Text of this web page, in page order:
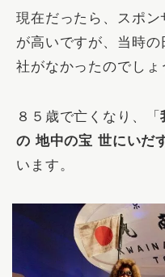
現在だったら、スポ
が高いですが、当時
社がなかったのでしょ
８５歳で亡くなり、「
の 地中の宝 世にいだ
います。